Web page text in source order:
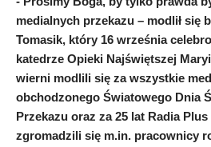
medialnych przekazu – modlił się
Tomasik, który 16 września
katedrze Opieki Najświętszej
wierni modlili się za wszystkie
obchodzonego Światowego Dnia
Przekazu oraz za 25 lat Radia
zgromadzili się m.in. pracownicy